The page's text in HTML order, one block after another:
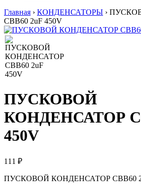
Главная › КОНДЕНСАТОРЫ ›
CBB60 2uF 450V
ПУСКОВОЙ
КОНДЕНСАТОР
450V
111 ₽
ПУСКОВОЙ КОНДЕНСАТОР CBB60